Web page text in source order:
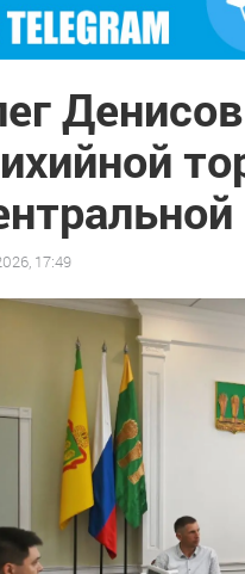
17:49